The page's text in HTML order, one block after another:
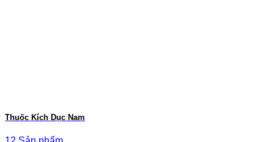
Thuốc Kích Dục Nam